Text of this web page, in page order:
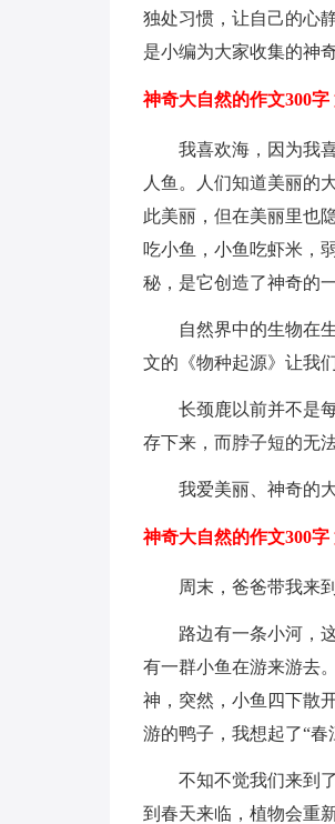
独处习惯，让自己的心
是小编为大家收集的神
神奇大自然的作文300字
我喜欢海，因为我
人鱼。人们知道美丽的
此美丽，但在美丽里也
吃小鱼，小鱼吃虾米，
秘，是它创造了神奇的一
自然界中的生物在
文的《物种起源》让我
长颈鹿以前并不是
存下来，而脖子短的无
我爱美丽、神奇的大
神奇大自然的作文300字
周末，爸爸带我来
路边有一条小河，
有一群小鱼在游来游去
神，突然，小鱼四下散
游的鸭子，我想起了“春
不知不觉我们来到
到春天来临，植物会重